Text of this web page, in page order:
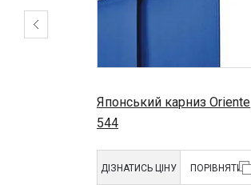
Японський карниз Oriente
544
ДІЗНАТИСЬ ЦІНУ ПОРІВНЯТИ